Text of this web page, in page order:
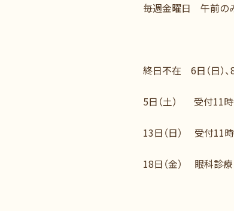
毎週金曜日 午前の
終日不在 6日（日）、8
5日（土） 受付11
13日（日） 受付11
18日（金） 眼科診